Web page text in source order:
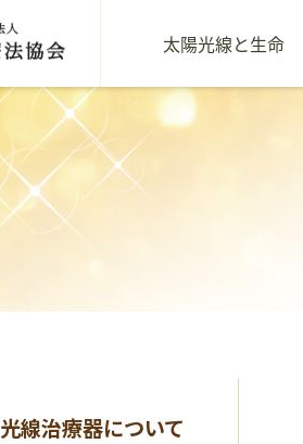
太陽光線と生命
光線治療器について